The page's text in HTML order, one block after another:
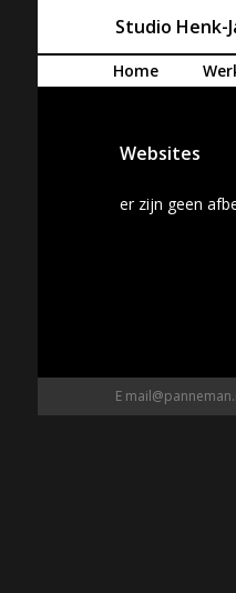
Studio Henk-
Spring naar de inhoud
Home
Websites
er zijn geen
E